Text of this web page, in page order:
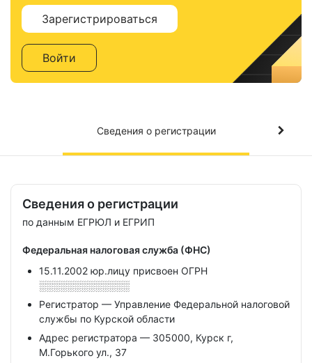
Зарегистрироваться
Войти
Сведения о регистрации
Сведения о регистрации
по данным ЕГРЮЛ и ЕГРИП
Федеральная налоговая служба (ФНС)
15.11.2002 юр.лицу присвоен ОГРН
░░░░░░░░░░░░░
Регистратор — Управление Федеральной налоговой
службы по Курской области
Адрес регистратора — 305000, Курск г,
М.Горького ул., 37